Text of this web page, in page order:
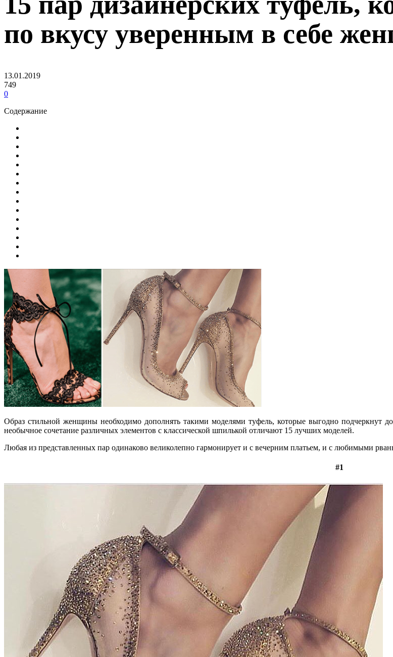
по вкусу уверенным в себе
13.01.2019
749
0
Содержание
Образ стильной женщины необходимо дополнять такими моделями туфель, которые выгодно подчеркнут
необычное сочетание различных элементов с классической шпилькой отличают 15 лучших моделей.
Любая из представленных пар одинаково великолепно гармонирует и с вечерним платьем, и с любимыми
#1